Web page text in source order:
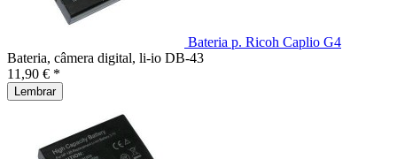
Bateria p. Ricoh Caplio G4
Bateria, câmera digital, li-io DB-43
11,90 € *
Lembrar